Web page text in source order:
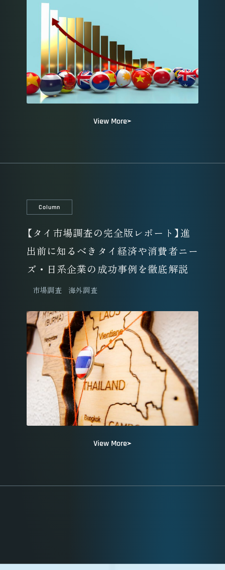
View More
Column
【タイ市場調査の完全版レポート】進
出前に知るべきタイ経済や消費者ニー
ズ・日系企業の成功事例を徹底解説
View More
市場調査 海外調査